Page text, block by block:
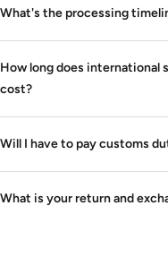
What's the processing
How long does international
cost?
Will I have to pay customs
What is your return and